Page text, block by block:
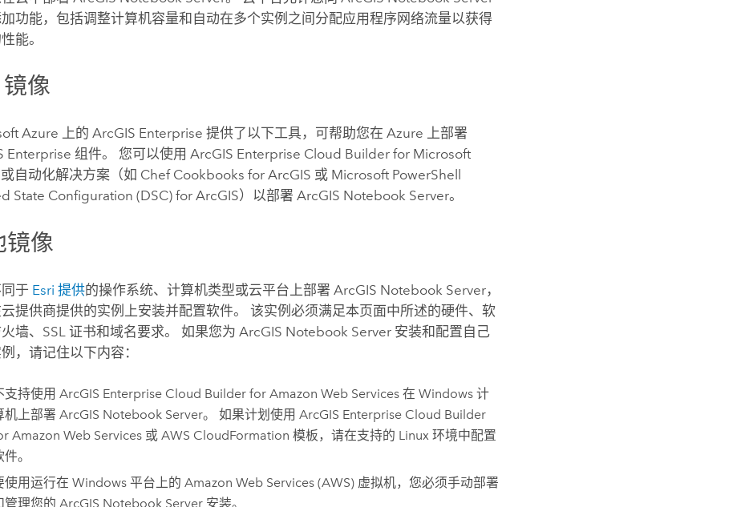
功能，包括调整计算机容量和自动在多个实例之间分配应用程序网络流量以获得
能。
镜像
Azure 上的ArcGIS Enterprise 提供了以下工具，可帮助您在Azure 上部署
Enterprise 组件。 您可以使用ArcGIS Enterprise Cloud Builder for Microsoft
或自动化解决方案（如 Chef Cookbooks for ArcGIS 或 Microsoft PowerShell
State Configuration (DSC) for ArcGIS）以部署ArcGIS Notebook Server。
镜像
于 Esri 提供的操作系统、计算机类型或云平台上部署ArcGIS Notebook Server，
提供商提供的实例上安装并配置软件。该实例必须满足本页面中所述的硬件、软
墙、SSL 证书和域名要求。
如果您为ArcGIS Notebook Server 安装和配置自己
，请记住以下内容：
支持使用 ArcGIS Enterprise Cloud Builder for Amazon Web Services在 Windows计
机上部署 ArcGIS Notebook Server。 如果计划使用 ArcGIS Enterprise Cloud Builder
Amazon Web Services或 AWS CloudFormation 模板，请在支持的 Linux环境中配置
。
使用运行在 Windows平台上的 Amazon Web Services (AWS)虚拟机，您必须手动部署
管理您的 ArcGIS Notebook Server安装。